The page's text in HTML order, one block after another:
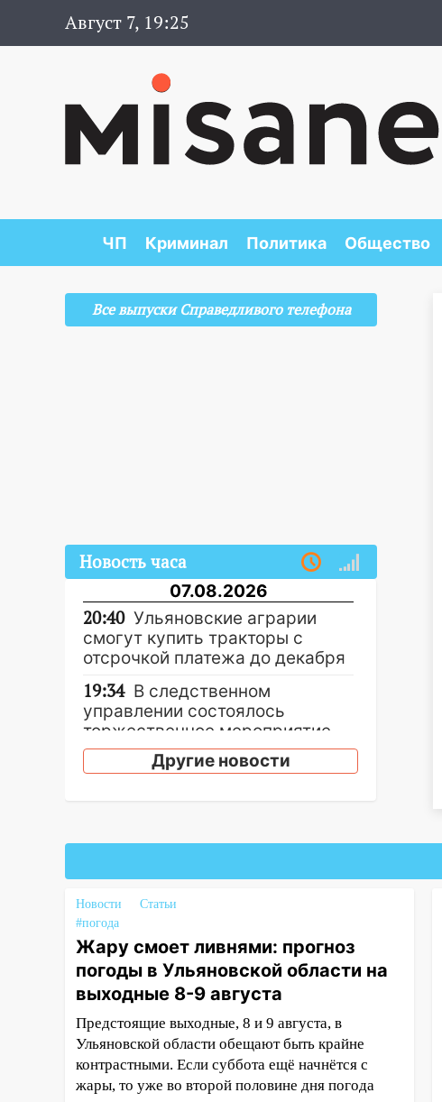
Август 7, 19:25
ЧП Криминал Политика Общество
Все выпуски Справедливого телефона
Новость часа
07.08.2026
20:40 Ульяновские аграрии
смогут купить тракторы с
отсрочкой платежа до декабря
19:34 В следственном
управлении состоялось
торжественное мероприятие,
приуроченное к празднованию
Дня сотрудника органов
19:30 Ульяновцев приглашают
чебурашку» на фестивале
«ФормАРТ»
18:11
стала пилотным регионом
проекта «Культурное
долголетие»
17:16 В реанимацию
Ульяновской областной
больницы поступили шесть
новых аппаратов ИВЛ
Другие новости
Новости
Статьи
#погода
Жару смоет ливнями: прогноз
погоды в Ульяновской области на
выходные 8-9 августа
Предстоящие выходные, 8 и 9 августа, в
Ульяновской области обещают быть крайне
контрастными. Если суббота ещё начнётся с
жары, то уже во второй половине дня погода